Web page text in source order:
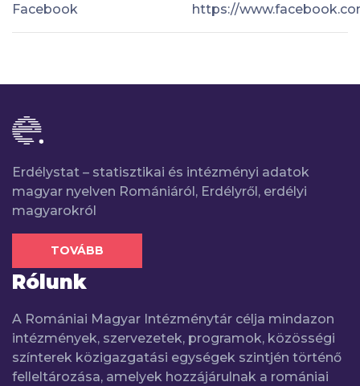
Facebook https://
Erdélystat – statisztikai és intézményi adatok
magyar nyelven Romániáról, Erdélyről, erdélyi
magyarokról
TOVÁBB
Rólunk
A Romániai Magyar Intézménytár célja mindazon
intézmények, szervezetek, programok, közösségi
színterek közigazgatási egységek szintjén történő
felleltározása, amelyek hozzájárulnak a romániai